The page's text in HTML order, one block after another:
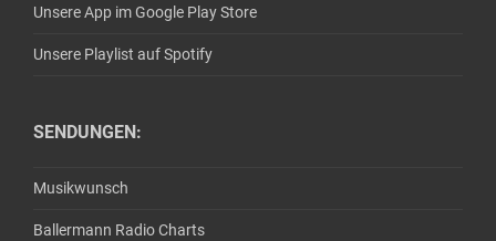
Unsere App im Google Play Store
Unsere Playlist auf Spotify
SENDUNGEN:
Musikwunsch
Ballermann Radio Charts